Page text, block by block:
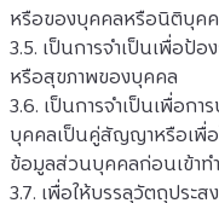
หรือของบุคคลหรือนิติบุค
3.5. เป็นการจำเป็นเพื่อป้
หรือสุขภาพของบุคคล
3.6. เป็นการจำเป็นเพื่อก
บุคคลเป็นคู่สัญญาหรือเพื่อ
ข้อมูลส่วนบุคคลก่อนเข้า
3.7. เพื่อให้บรรลุวัตถุประ